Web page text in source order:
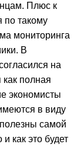
Плюс к
по такому
мониторинга
В
на
как полная
экономисты
в виду
самой
как это будет